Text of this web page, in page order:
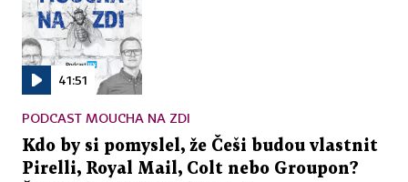
41:51
PODCAST MOUCHA NA ZDI
Kdo by si pomyslel, že Češi budou vlastnit
Pirelli, Royal Mail, Colt nebo Groupon?